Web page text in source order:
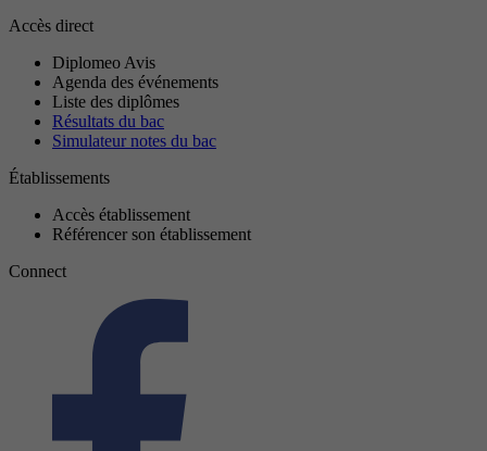
Accès direct
Diplomeo Avis
Agenda des événements
Liste des diplômes
Résultats du bac
Simulateur notes du bac
Établissements
Accès établissement
Référencer son établissement
Connect